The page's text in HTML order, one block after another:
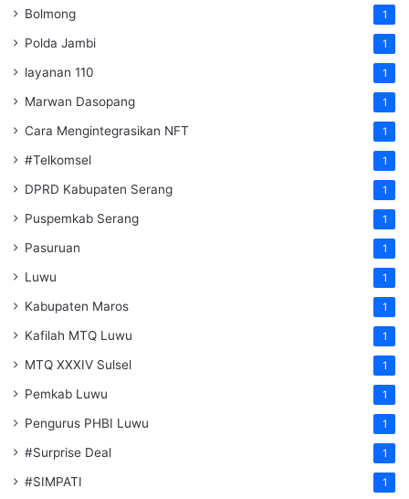
Bolmong 1
Polda Jambi 1
layanan 110 1
Marwan Dasopang 1
Cara Mengintegrasikan NFT 1
#Telkomsel 1
DPRD Kabupaten Serang 1
Puspemkab Serang 1
Pasuruan 1
Luwu 1
Kabupaten Maros 1
Kafilah MTQ Luwu 1
MTQ XXXIV Sulsel 1
Pemkab Luwu 1
Pengurus PHBI Luwu 1
#Surprise Deal 1
#SIMPATI 1